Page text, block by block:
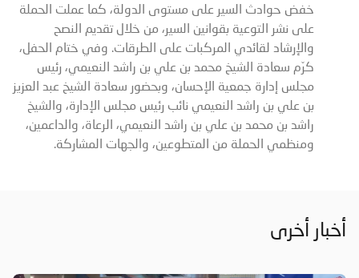
خفض حوادث السير على مستوى الدولة، كما عملت الحملة
على نشر التوعية بقوانين السير، من خلال تقديم النصح
والإرشاد لقائدي المركبات على الطرقات. وفي ختام الحفل،
كرّم سعادة الشيخ محمد بن علي بن راشد النعيمي، رئيس
مجلس إدارة جمعية الإحسان، وبحضور سعادة الشيخ عبد العزيز
بن علي بن راشد النعيمي نائب رئيس مجلس الإدارة، والشيخ
راشد بن محمد بن علي بن راشد النعيمي، الرعاة، والداعمين،
ومنظمي الحملة من المتطوعين، والجهات المشاركة.
أخبار أخرى